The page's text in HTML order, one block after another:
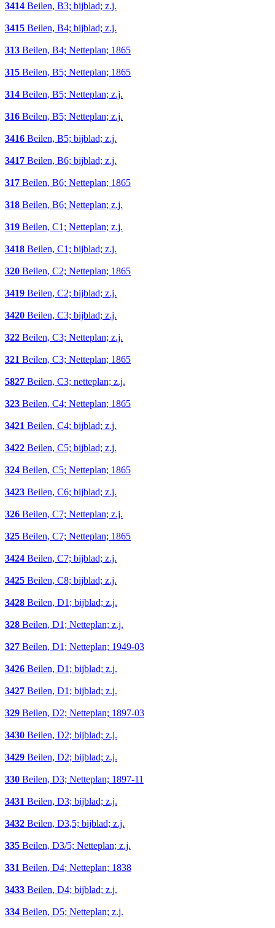
3414 Beilen, B3; bijblad; z.j.
3415 Beilen, B4; bijblad; z.j.
313 Beilen, B4; Netteplan; 1865
315 Beilen, B5; Netteplan; 1865
314 Beilen, B5; Netteplan; z.j.
316 Beilen, B5; Netteplan; z.j.
3416 Beilen, B5; bijblad; z.j.
3417 Beilen, B6; bijblad; z.j.
317 Beilen, B6; Netteplan; 1865
318 Beilen, B6; Netteplan; z.j.
319 Beilen, C1; Netteplan; z.j.
3418 Beilen, C1; bijblad; z.j.
320 Beilen, C2; Netteplan; 1865
3419 Beilen, C2; bijblad; z.j.
3420 Beilen, C3; bijblad; z.j.
322 Beilen, C3; Netteplan; z.j.
321 Beilen, C3; Netteplan; 1865
5827 Beilen, C3; netteplan; z.j.
323 Beilen, C4; Netteplan; 1865
3421 Beilen, C4; bijblad; z.j.
3422 Beilen, C5; bijblad; z.j.
324 Beilen, C5; Netteplan; 1865
3423 Beilen, C6; bijblad; z.j.
326 Beilen, C7; Netteplan; z.j.
325 Beilen, C7; Netteplan; 1865
3424 Beilen, C7; bijblad; z.j.
3425 Beilen, C8; bijblad; z.j.
3428 Beilen, D1; bijblad; z.j.
328 Beilen, D1; Netteplan; z.j.
327 Beilen, D1; Netteplan; 1949-03
3426 Beilen, D1; bijblad; z.j.
3427 Beilen, D1; bijblad; z.j.
329 Beilen, D2; Netteplan; 1897-03
3430 Beilen, D2; bijblad; z.j.
3429 Beilen, D2; bijblad; z.j.
330 Beilen, D3; Netteplan; 1897-11
3431 Beilen, D3; bijblad; z.j.
3432 Beilen, D3,5; bijblad; z.j.
335 Beilen, D3/5; Netteplan; z.j.
331 Beilen, D4; Netteplan; 1838
3433 Beilen, D4; bijblad; z.j.
334 Beilen, D5; Netteplan; z.j.